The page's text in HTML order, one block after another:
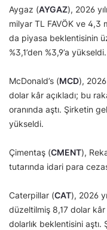
Aygaz (AYGAZ), 2026
milyar TL FAVÖK ve 4,3
da piyasa beklentisinin
%3,1’den %3,9’a yükseldi.
McDonald’s (MCD),
dolar kâr açıkladı; bu
oranında aştı. Şirketin
yükseldi.
Çimentaş (CMENT),
tutarında idari para
Caterpillar (CAT), 2026
düzeltilmiş 8,17 dolar kâr
dolarlık beklentisini aştı.